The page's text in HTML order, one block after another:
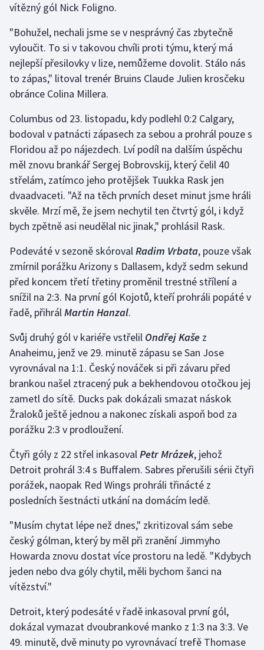
Motorsport
Olympijské hry
Plavání
Plážový volejbal
Ragby
Rychlobruslení
Rychlostní kanoistika
Short track
Sportovní střelba
Stolní tenis
Triatlon
Veslování
Vodní slalom
Volejbal
Ostatní
vítězný gól Nick Foligno.
"Bohužel, nechali jsme se v nesprávný čas zbytečně
vyloučit. To si v takovou chvíli proti týmu, který má
nejlepší přesilovky v lize, nemůžeme dovolit. Stálo nás
to zápas," litoval trenér Bruins Claude Julien krosčeku
obránce Colina Millera.
Columbus od 23. listopadu, kdy podlehl 0:2 Calgary,
bodoval v patnácti zápasech za sebou a prohrál pouze s
Floridou až po nájezdech. Lví podíl na dalším úspěchu
měl znovu brankář Sergej Bobrovskij, který čelil 40
střelám, zatímco jeho protějšek Tuukka Rask jen
dvaadvaceti. "Až na těch prvních deset minut jsme hráli
skvěle. Mrzí mě, že jsem nechytil ten čtvrtý gól, i když
bych zpětně asi neudělal nic jinak," prohlásil Rask.
Podeváté v sezoně skórovalRadim Vrbata, pouze však
zmírnil porážku Arizony s Dallasem, když sedm sekund
před koncem třetí třetiny proměnil trestné střílení a
snížil na 2:3. Na první gól Kojotů, kteří prohráli popáté v
řadě, přihrálMartin Hanzal.
Svůj druhý gól v kariéře vstřelil Ondřej Kaše z
Anaheimu, jenž ve 29. minutě zápasu se San Jose
vyrovnával na 1:1. Český nováček si při závaru před
brankou našel ztracený puk a bekhendovou otočkou jej
zametl do sítě. Ducks pak dokázali smazat náskok
Žraloků ještě jednou a nakonec získali aspoň bod za
porážku 2:3 v prodloužení.
Čtyři góly z 22 střel inkasovalPetr Mrázek, jehož
Detroit prohrál 3:4 s Buffalem. Sabres přerušili sérii čtyři
porážek, naopak Red Wings prohráli třinácté z
posledních šestnácti utkání na domácím ledě.
"Musím chytat lépe než dnes," zkritizoval sám sebe
český gólman, který by měl při zranění Jimmyho
Howarda znovu dostat více prostoru na ledě. "Kdybych
jeden nebo dva góly chytil, měli bychom šanci na
vítězství."
Detroit, který podesáté v řadě inkasoval první gól,
dokázal vymazat dvoubrankové manko z 1:3 na 3:3. Ve
49. minutě, dvě minuty po vyrovnávací trefě Thomase